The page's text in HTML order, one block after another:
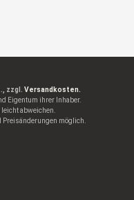
zzgl. Versandkosten.
Eigentum ihrer Inhaber.
abweichen.
Preisänderungen möglich.